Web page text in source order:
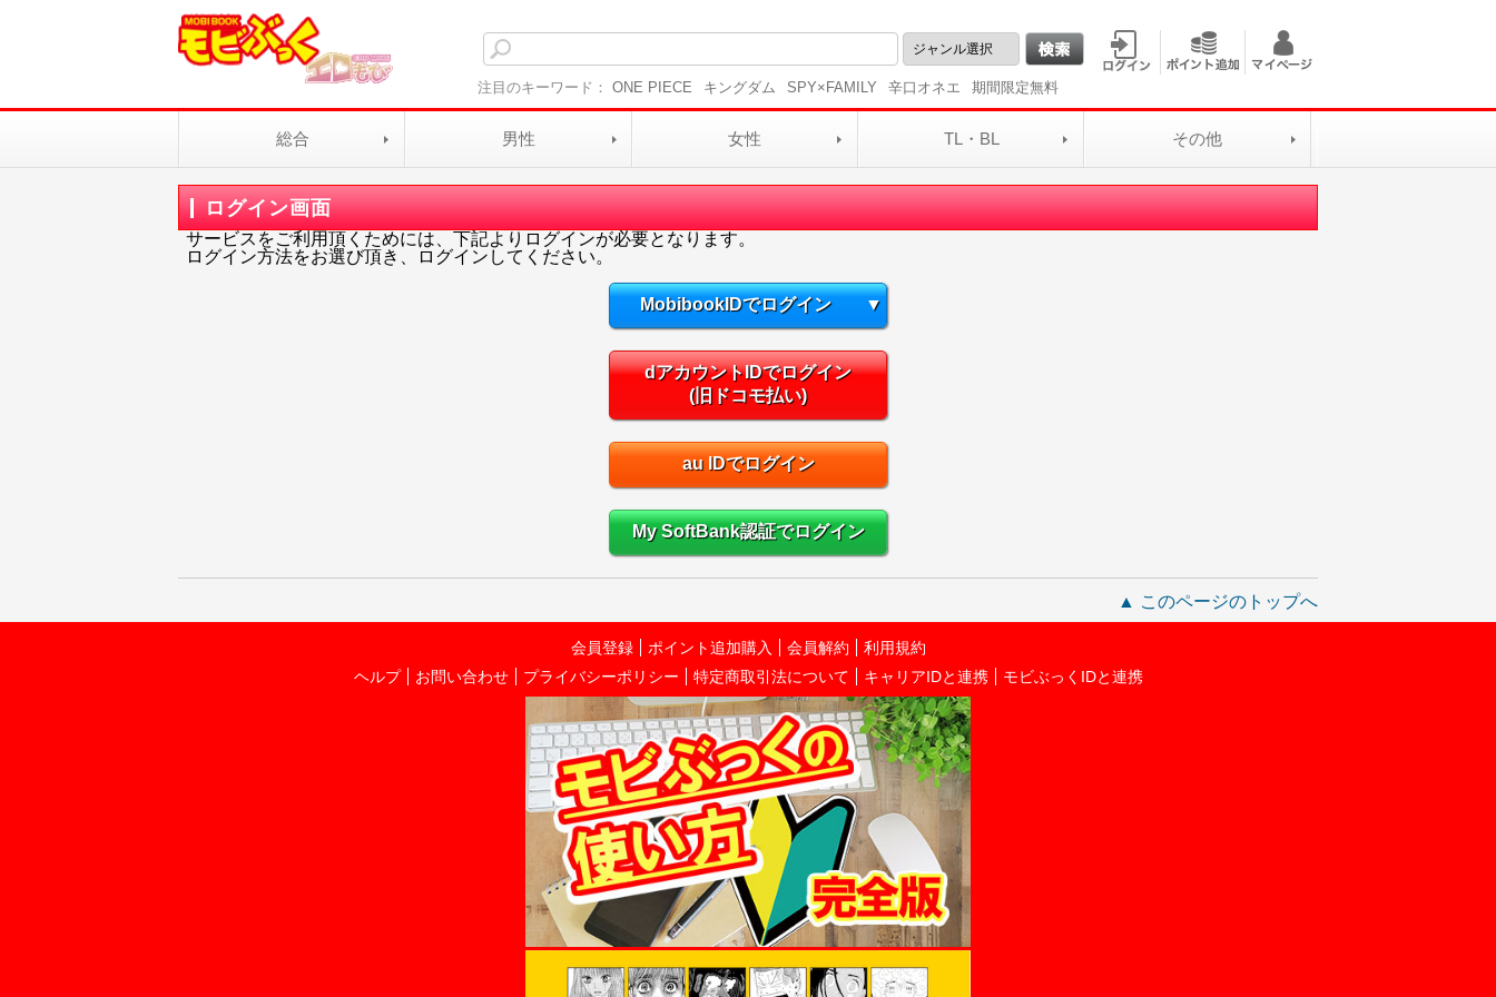
注目のキーワード： ONE PIECE キングダム SPY×FAMILY 辛口オネエ 期間限定無料
総合 男性 女性 TL・BL その他
ログイン画面
サービスをご利用頂くためには、下記よりログインが必要となります。
ログイン方法をお選び頂き、ログインしてください。
MobibookIDでログイン ▼
dアカウントIDでログイン
(旧ドコモ払い)
au IDでログイン
My SoftBank認証でログイン
▲ このページのトップへ
会員登録 ポイント追加購入 会員解約
利用規約
ヘルプ
お問い合わせ プライバシーポリシー 特定商取引法について キャリアIDと連携 モビぶっくIDと連携